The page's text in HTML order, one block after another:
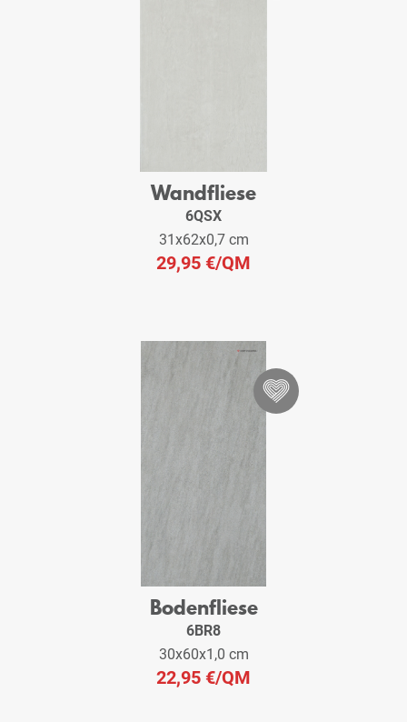
Wandfliese
6QSX
31x62x0,7 cm
29,95 €/QM
Bodenfliese
6BR8
30x60x1,0 cm
22,95 €/QM